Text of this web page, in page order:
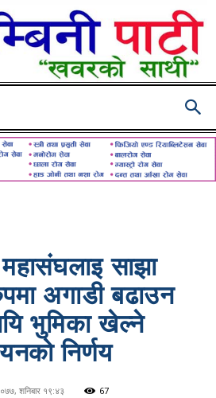
साझा
अगाडी बढाउन
भुमिका खेल्ने
निर्णय
शनिबार १९:४३ 67